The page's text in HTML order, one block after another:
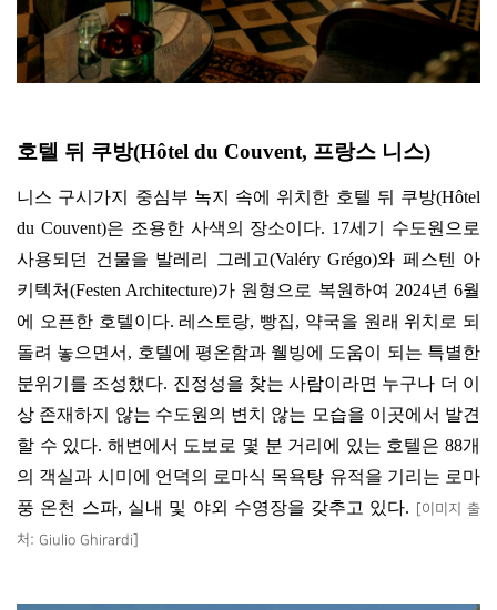
호텔 뒤 쿠방(Hôtel du Couvent, 프랑스 니스)
니스 구시가지 중심부 녹지 속에 위치한 호텔 뒤 쿠방(Hôtel
du Couvent)은 조용한 사색의 장소이다. 17세기 수도원으로
사용되던 건물을 발레리 그레고(Valéry Grégo)와 페스텐 아
키텍처(Festen Architecture)가 원형으로 복원하여 2024년 6월
에 오픈한 호텔이다. 레스토랑, 빵집, 약국을 원래 위치로 되
돌려 놓으면서 , 호텔에 평온함과 웰빙에 도움이 되는 특별한
분위기를 조성했다. 진정성을 찾는 사람이라면 누구나 더 이
상 존재하지 않는 수도원의 변치 않는 모습을 이곳에서 발견
할 수 있다. 해변에서 도보로 몇 분 거리에 있는 호텔은88개
의 객실과 시미에 언덕의 로마식 목욕탕 유적을 기리는 로마
풍 온천 스파, 실내 및 야외 수영장을 갖추고 있다.
이미지 출
처 : Giulio Ghirardi]